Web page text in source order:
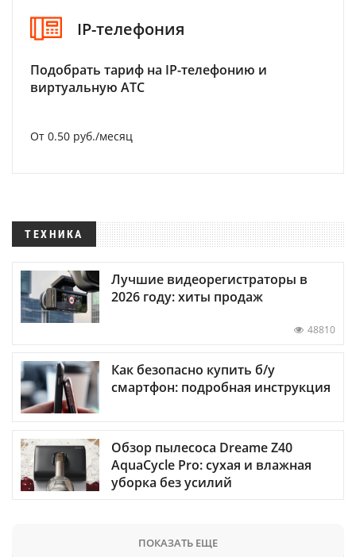
IP-телефония
Подобрать тариф на IP-телефонию и
виртуальную АТС
От 0.50 руб./месяц
ТЕХНИКА
Лучшие видеорегистраторы в
2026 году: хиты продаж
48810
Как безопасно купить б/у
смартфон: подробная инструкция
Обзор пылесоса Dreame Z40
AquaCycle Pro: сухая и влажная
уборка без усилий
ПОКАЗАТЬ ЕЩЕ